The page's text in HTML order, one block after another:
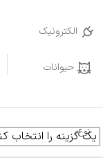
الکترونیک
حیوانات
نوع